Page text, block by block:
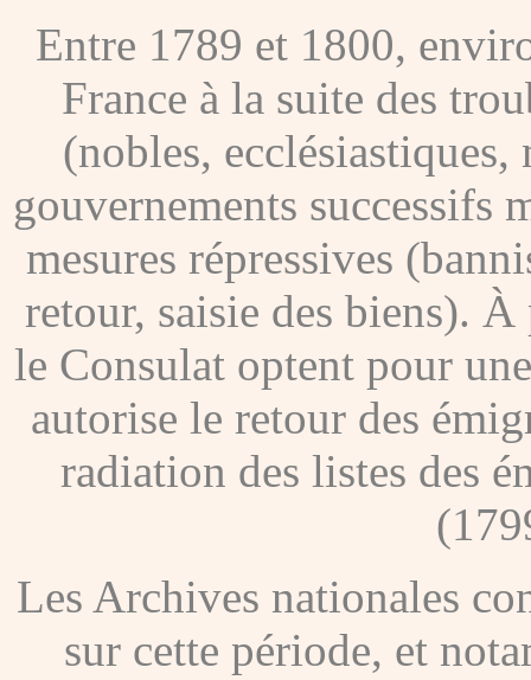
Entre 1789 et 1800,
France à la suite des
(nobles,
gouvernements successifs
mesures répressives
retour, saisie des biens).
le Consulat optent pour
autorise le retour des
radiation des listes des
Les Archives nationales
sur cette période, et